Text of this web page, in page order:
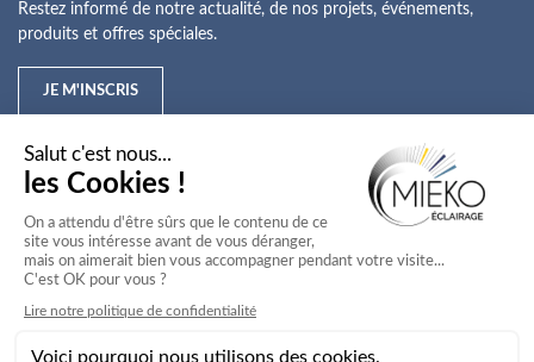
Restez informé de notre actualité, de nos projets, événements,
produits et offres spéciales.
JE M'INSCRIS
Nos offres
Nos services
Nos secteurs d'activité